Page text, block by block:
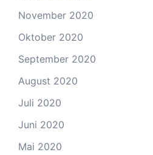
November 2020
Oktober 2020
September 2020
August 2020
Juli 2020
Juni 2020
Mai 2020